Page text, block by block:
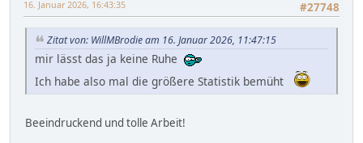
#27748
16. Januar 2026, 16:43:35
Zitat von: WillMBrodie am 16. Januar 2026, 11:47:15
mir lässt das ja keine Ruhe
Ich habe also mal die größere Statistik bemüht
Beeindruckend und tolle Arbeit!